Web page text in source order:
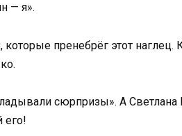
— я».
пренебрёг этот наглец.
сюрпризы». А Светлана
его!